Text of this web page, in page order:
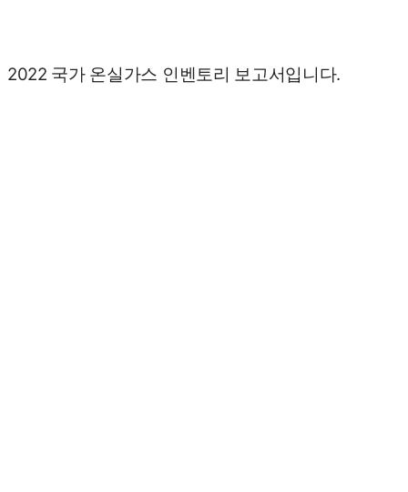
2022 국가 온실가스 인벤토리 보고서입니다.